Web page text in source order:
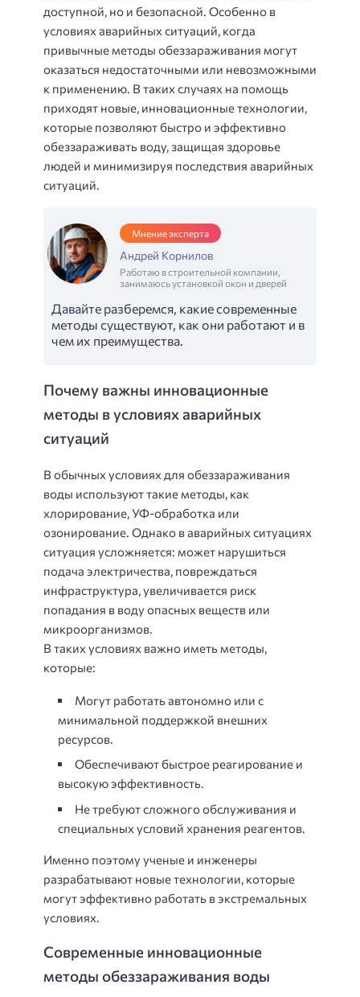
доступной, но и безопасной. Особенно в
условиях аварийных ситуаций, когда
привычные методы обеззараживания могут
оказаться недостаточными или невозможными
к применению. В таких случаях на помощь
приходят новые, инновационные технологии,
которые позволяют быстро и эффективно
обеззараживать воду, защищая здоровье
людей и минимизируя последствия аварийных
ситуаций.
Мнение эксперта
Андрей Корнилов
Работаю в строительной компании,
занимаюсь установкой окон и дверей
Давайте разберемся, какие современные
методы существуют, как они работают и в
чем их преимущества.
Почему важны инновационные
методы в условиях аварийных
ситуаций
В обычных условиях для обеззараживания
воды используют такие методы, как
хлорирование, УФ-обработка или
озонирование. Однако в аварийных ситуациях
ситуация усложняется: может нарушиться
подача электричества, повреждаться
инфраструктура, увеличивается риск
попадания в воду опасных веществ или
микроорганизмов.
В таких условиях важно иметь методы,
которые:
Могут работать автономно или с
минимальной поддержкой внешних
ресурсов.
Обеспечивают быстрое реагирование и
высокую эффективность.
Не требуют сложного обслуживания и
специальных условий хранения реагентов.
Именно поэтому ученые и инженеры
разрабатывают новые технологии, которые
могут эффективно работать в экстремальных
условиях.
Современные инновационные
методы обеззараживания воды